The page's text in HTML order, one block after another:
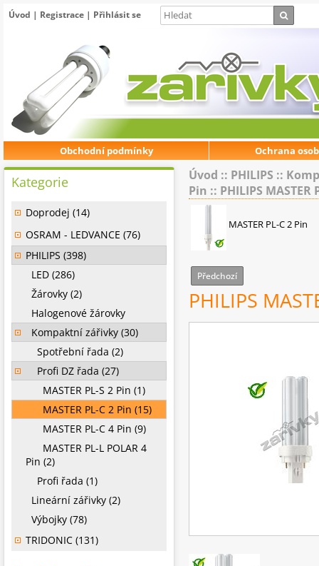
Úvod | Registrace | Přihlásit se
Obchodní podmínky Ochrana
Úvod :: PHILIPS ::
Pin :: PHILIPS
MASTER PL-C 2 Pin
Předchozí
PHILIPS
Kategorie
Doprodej (14)
OSRAM - LEDVANCE (76)
PHILIPS (398)
LED (286)
Žárovky (2)
Halogenové žárovky
Kompaktní zářivky (30)
Spotřební řada (2)
Profi DZ řada (27)
MASTER PL-S 2 Pin (1)
MASTER PL-C 2 Pin (15)
MASTER PL-C 4 Pin (9)
MASTER PL-L POLAR 4
Pin (2)
Profi řada (1)
Lineární zářivky (2)
Výbojky (78)
TRIDONIC (131)